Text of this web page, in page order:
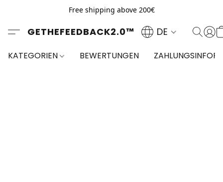
Free shipping above 200€
GETHEFEEDBACK2.0™ DE
KATEGORIEN BEWERTUNGEN